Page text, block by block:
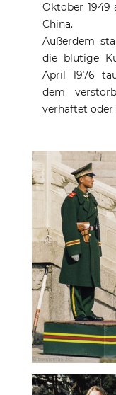
Oktober 1949
China.
Außerdem
die blutige
April 1976
dem
verhaftet oder